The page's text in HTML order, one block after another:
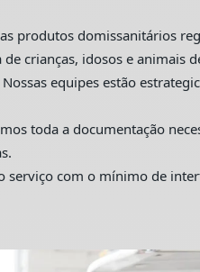
produtos domissanitários
crianças, idosos e animais
Nossas equipes estão
toda a documentação
serviço com o mínimo de